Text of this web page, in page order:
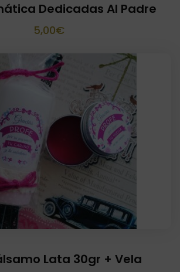
18,00€.12,00€.
Dedicadas Al Padre
5,00€
Lata 30gr + Vela